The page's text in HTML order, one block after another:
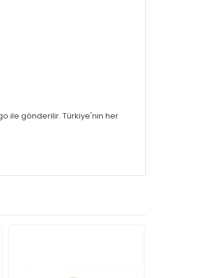
ile gönderilir. Türkiye'nin her